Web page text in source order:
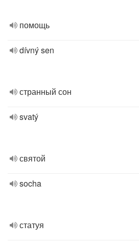
помощь
dívný sen
странный сон
svatý
святой
socha
статуя